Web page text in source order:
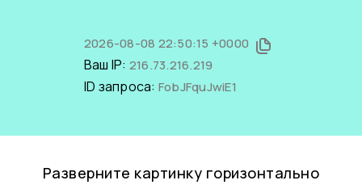
2026-08-08 22:50:15 +0000
Ваш IP: 216.73.216.219
ID запроса: FobJFquJwiE1
Разверните картинку горизонтально